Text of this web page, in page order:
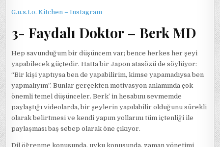
G.u.s.t.o. Kitchen – Instagram
3- Faydalı Doktor – Berk MD
Hep savunduğum bir düşüncem var; bence herkes her şeyi
yapabilecek güçtedir. Hatta bir Japon atasözü de söylüyor:
“Bir kişi yaptıysa ben de yapabilirim, kimse yapamadıysa ben
yapmalıyım”. Bunlar gerçekten motivasyon anlamında çok
önemli temel düşünceler. Berk’ in hesabını sevmemde
paylaştığı videolarda, bir şeylerin yapılabilir olduğunu sürekli
olarak belirtmesi ve kendi yapım yollarını tüm içtenliği ile
paylaşması baş sebep olarak öne çıkıyor.
Dil öğrenme konusunda, uyku konusunda, zaman yönetimi